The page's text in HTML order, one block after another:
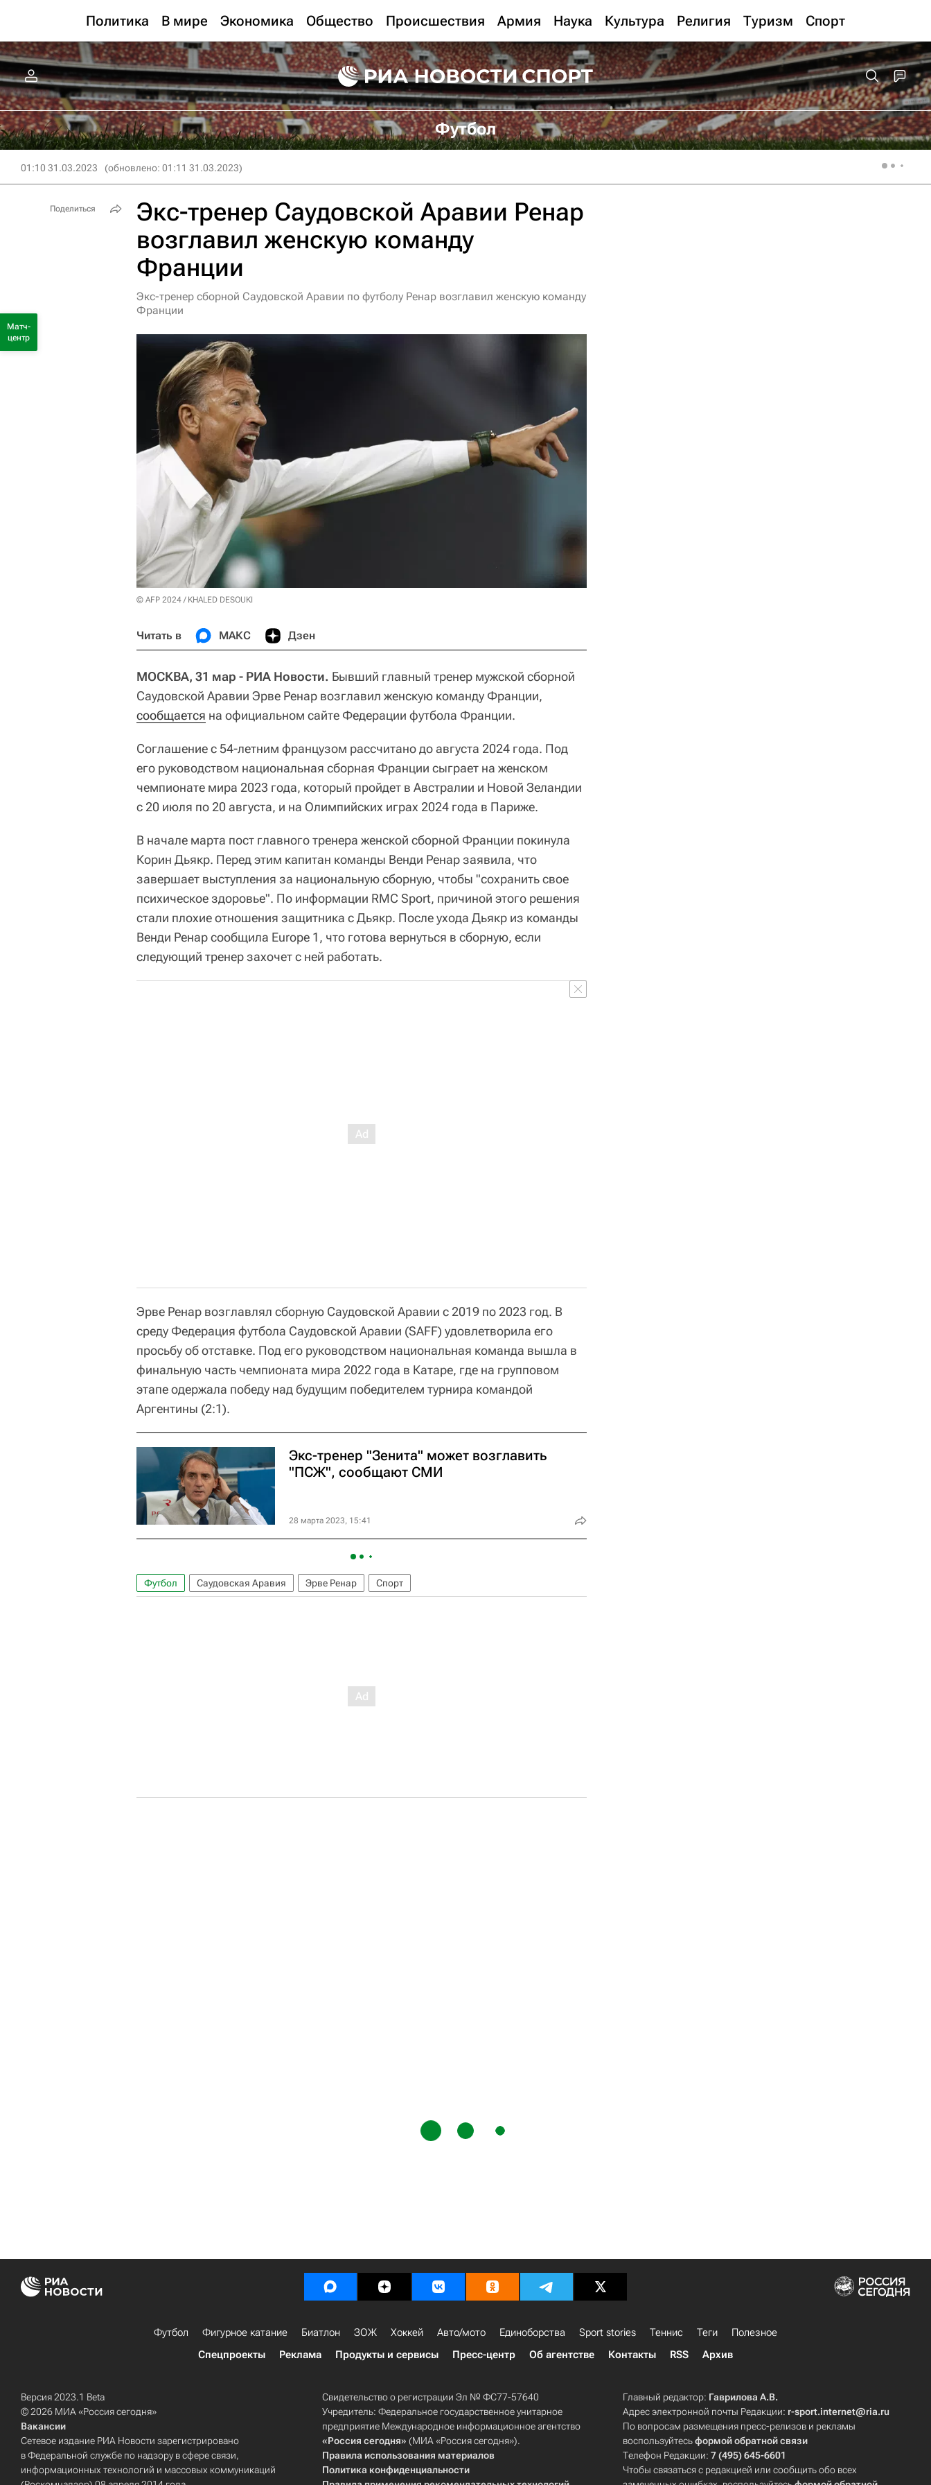
Политика В мире Экономика Общество Происшествия Армия Наука Культура Религия Туризм Спорт
Футбол
01:10 31.03.2023 (обновлено: 01:11 31.03.2023)
Экс-тренер Саудовской Аравии Ренар
возглавил женскую команду
Франции
Экс-тренер сборной Саудовской Аравии по футболу Ренар возглавил женскую команду
Франции
© AFP 2024 / KHALED DESOUKI
Читать в МАКС Дзен
МОСКВА, 31 мар - РИА Новости. Бывший главный тренер мужской сборной
Саудовской Аравии Эрве Ренар возглавил женскую команду Франции,
сообщается на официальном сайте Федерации футбола Франции.
Соглашение с 54-летним французом рассчитано до августа 2024 года. Под
его руководством национальная сборная Франции сыграет на женском
чемпионате мира 2023 года, который пройдет в Австралии и Новой Зеландии
с 20 июля по 20 августа, и на Олимпийских играх 2024 года в Париже.
В начале марта пост главного тренера женской сборной Франции покинула
Корин Дьякр. Перед этим капитан команды Венди Ренар заявила, что
завершает выступления за национальную сборную, чтобы "сохранить свое
психическое здоровье". По информации RMC Sport, причиной этого решения
стали плохие отношения защитника с Дьякр. После ухода Дьякр из команды
Венди Ренар сообщила Europe 1, что готова вернуться в сборную, если
следующий тренер захочет с ней работать.
Эрве Ренар возглавлял сборную Саудовской Аравии с 2019 по 2023 год. В
среду Федерация футбола Саудовской Аравии (SAFF) удовлетворила его
просьбу об отставке. Под его руководством национальная команда вышла в
финальную часть чемпионата мира 2022 года в Катаре, где на групповом
этапе одержала победу над будущим победителем турнира командой
Аргентины (2:1).
Экс-тренер "Зенита" может возглавить
"ПСЖ", сообщают СМИ
28 марта 2023, 15:41
Футбол Саудовская Аравия Эрве Ренар Спорт
Поделиться
Матч-
центр
Футбол Фигурное катание Биатлон ЗОЖ Хоккей Авто/мото Единоборства Sport stories Теннис Теги
Полезное
Спецпроекты
Реклама Продукты и сервисы Пресс-центр Об агентстве Контакты RSS Архив
Версия 2023.1 Beta
© 2026 МИА «Россия сегодня»
Вакансии
Сетевое издание РИА Новости зарегистрировано
в Федеральной службе по надзору в сфере связи,
информационных технологий и массовых коммуникаций
Свидетельство о регистрации Эл № ФС77-57640
Учредитель: Федеральное государственное унитарное
предприятие Международное информационное агентство
«Россия сегодня» (МИА «Россия сегодня»).
Правила использования материалов
Политика конфиденциальности
Главный редактор: Гаврилова А.В.
Адрес электронной почты Редакции: r-sport.internet@ria.ru
По вопросам размещения пресс-релизов и рекламы
воспользуйтесьформой обратной связи
Телефон Редакции:7 (495) 645-6601
Чтобы связаться с редакцией или сообщить обо всех